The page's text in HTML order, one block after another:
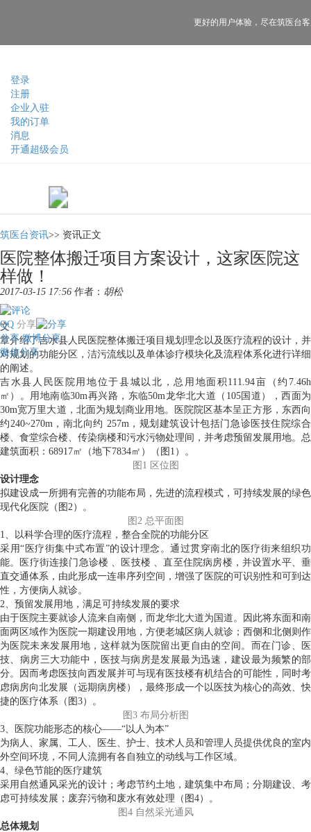
登录
注册
企业入驻
我的订单
消息
开通超级会员
更好的用户体验， 尽在筑医台
筑医台资讯>> 资讯正文
医院整体搬迁项目方案设计，这家医院这
样做！
2017-03-15 17:56 作者： 胡松
分享
QQ
分享 微博分享
微信分享
​文
章介绍了吉水县人民医院整体搬迁项目规划理念以及医疗流程的设计，并
对规划的功能分区，洁污流线以及单体诊疗模块化及流程体系化进行详细
的阐述。
吉水县人民医院用地位于县城以北，总用地面积111.94亩（约7.46h
㎡）。用地南临30m再兴路，东临50m龙华北大道（105国道），西面为
30m宽万里大道，北面为规划商业用地。医院院区基本呈正方形，东西向
约240~270m，南北向约 257m，规划建筑设计包括门急诊医技住院综合
楼、食堂综合楼、传染病楼和污水污物处理间，并考虑预留发展用地。总
建筑面积：68917㎡（地下7834㎡）（图1）。
图1 区位图
设计理念
拟建设成一所拥有完善的功能布局，先进的流程模式，可持续发展的绿色
现代化医院（图2）。
图2 总平面图
1、以科学合理的医疗流程，整合全院的功能分区
采用“医疗街集中式布置”的设计理念。通过贯穿南北的医疗街来组织功
能。医疗街连接门急诊楼 、医技楼 、直至住院病房楼，并设置水平、垂
直交通体系，由此形成一连串序列空间，增强了医院的可识别性和可到达
性，方便病人就诊。
2、预留发展用地，满足可持续发展的要求
由于医院主要就诊人流来自南侧，而龙华北大道为国道。因此将东面和南
面两区域作为医院一期建设用地，方便老城区病人就诊；西侧和北侧则作
为医院未来发展用地，这样就为医院留出更自由的空间。而在门诊、医
技、病房三大功能中，医技与病房是发展最为迅速，建设最为频繁的部
分。因而考虑医技向西发展并可与现有医技楼有机结合的可能性，同时考
虑病房向北发展（远期病房楼），最终形成一个以医技为核心的高效、快
捷的医疗体系（图3）。
图3 布局分析图
3、医院功能形态的核心——“以人为本”
为病人、家属、工人、医生、护士、技术人员和管理人员提供优良的室内
外空间环境，不同人流拥有各自独立的动线与工作区域。
4、绿色节能的医疗建筑
采用自然通风采光的设计；考虑节约土地，建筑集中布局；分期建设、考
虑可持续发展；废弃污物和废水有效处理（图4）。
图4 自然采光通风
总体规划